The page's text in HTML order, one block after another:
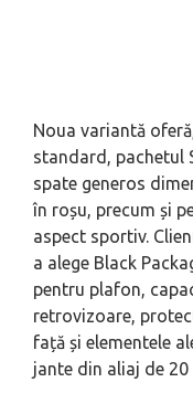
Noua variantă
standard, pachetul
spate generos
în roșu, precum și
aspect sportiv.
a alege Black
pentru plafon,
retrovizoare,
față și elementele
jante din aliaj de